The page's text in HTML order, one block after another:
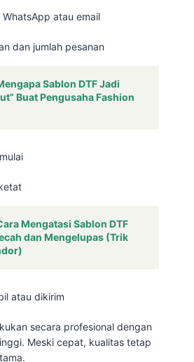
WhatsApp atau email
dan jumlah pesanan
Sablon DTF Jadi
Buat Pengusaha Fashion
Mengatasi Sablon DTF
dan Mengelupas (Trik
atau dikirim
secara profesional dengan
Meski cepat, kualitas tetap